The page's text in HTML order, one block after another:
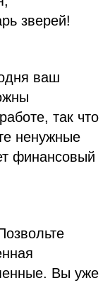
зверей!
ваш
так что
ненужные
финансовый
Вы уже